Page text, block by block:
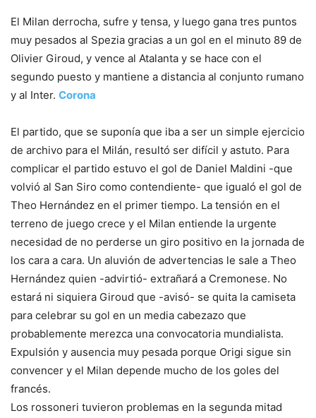
El Milan derrocha, sufre y tensa, y luego gana tres puntos
muy pesados ​​al Spezia gracias a un gol en el minuto 89 de
Olivier Giroud, y vence al Atalanta y se hace con el
segundo puesto y mantiene a distancia al conjunto rumano
y al Inter. Corona
El partido, que se suponía que iba a ser un simple ejercicio
de archivo para el Milán, resultó ser difícil y astuto. Para
complicar el partido estuvo el gol de Daniel Maldini -que
volvió al San Siro como contendiente- que igualó el gol de
Theo Hernández en el primer tiempo. La tensión en el
terreno de juego crece y el Milan entiende la urgente
necesidad de no perderse un giro positivo en la jornada de
los cara a cara. Un aluvión de advertencias le sale a Theo
Hernández quien -advirtió- extrañará a Cremonese. No
estará ni siquiera Giroud que -avisó- se quita la camiseta
para celebrar su gol en un media cabezazo que
probablemente merezca una convocatoria mundialista.
Expulsión y ausencia muy pesada porque Origi sigue sin
convencer y el Milan depende mucho de los goles del
francés.
Los rossoneri tuvieron problemas en la segunda mitad